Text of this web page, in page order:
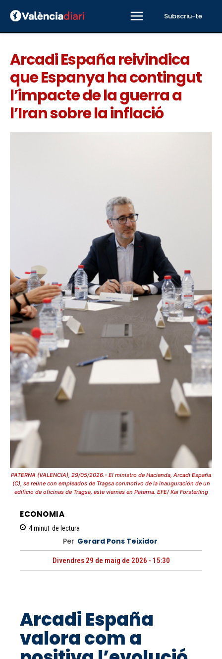
Subscriu-te
Arcadi España reivindica
que Espanya ha contingut
l’impacte de la guerra a
l’Iran sobre la inflació
PATERNA (VALENCIA), 29/05/2026.- El ministro de Hacienda, Arcadi España
(C), se reúne con empleados de Tragsa conmotivo de la inauguración de un
edificio de oficinas de Tragsa, este viernes en Paterna. EFE/ Kai Forsterling
ECONOMIA
4minut de lectura
Per Gerard Pons Teixidor
Divendres 29 de maig de 2026 - 15:30
Arcadi España
valora com a